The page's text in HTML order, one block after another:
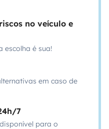
no veículo e
escolha é sua!
em caso de
7
para o